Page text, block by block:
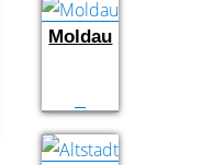
Moldau